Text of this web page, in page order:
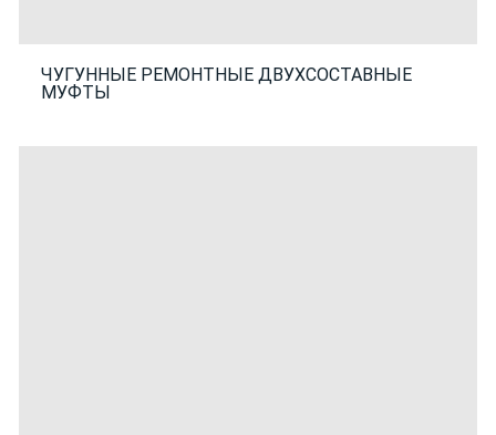
ЧУГУННЫЕ РЕМОНТНЫЕ ДВУХСОСТАВНЫЕ
МУФТЫ